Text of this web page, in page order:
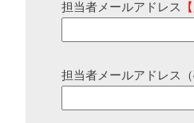
担当者メールアドレス
担当者メールアドレス（